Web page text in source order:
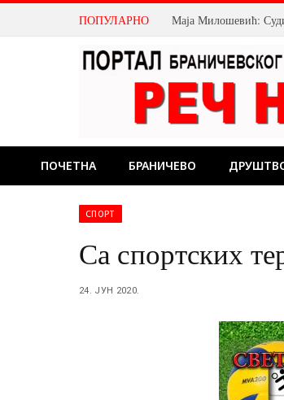
ПОПУЛАРНО Маја Милошевић:
ПОЧЕТНА БРАНИЧЕВО
СПОРТ
Са спортских
24. ЈУН 2020.